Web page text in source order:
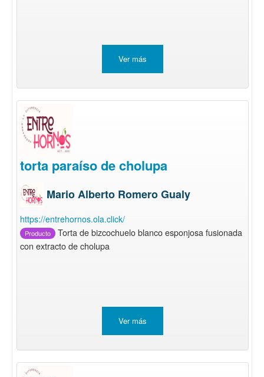
Ver más
torta paraíso de cholupa
Mario Alberto Romero Gualy
https://entrehornos.ola.click/
Producto
Torta de bizcochuelo blanco esponjosa fusionada
con extracto de cholupa
Ver más